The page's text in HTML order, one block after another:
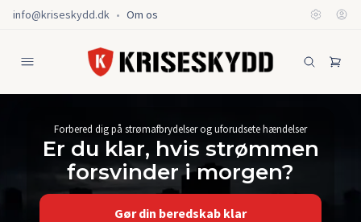
info@kriseskydd.dk • Om os
Forbered dig på strømafbrydelser og uforudsete hændelser
Er du klar, hvis strømmen
forsvinder i morgen?
Gør din beredskab klar